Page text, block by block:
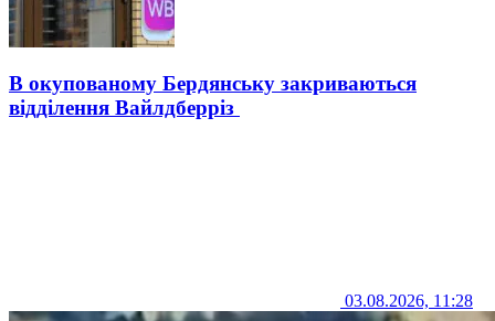
В окупованому Бердянську закриваються
відділення Вайлдберріз
03.08.2026, 11:28